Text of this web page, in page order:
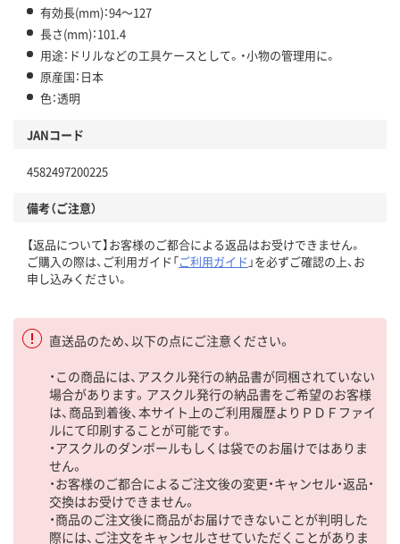
有効長(mm)：94～127
長さ(mm)：101.4
用途：ドリルなどの工具ケースとして。・小物の管理用に。
原産国：日本
色：透明
JANコード
4582497200225
備考（ご注意）
【返品について】お客様のご都合による返品はお受けできません。
ご購入の際は、ご利用ガイド「ご利用ガイド 」を必ずご確認の上、お
申し込みください。
直送品のため、以下の点にご注意ください。
・この商品には、アスクル発行の納品書が同梱されていない
場合があります。アスクル発行の納品書をご希望のお客様
は、商品到着後、本サイト上のご利用履歴よりＰＤＦファイ
ルにて印刷することが可能です。
・アスクルのダンボールもしくは袋でのお届けではありま
せん。
・お客様のご都合によるご注文後の変更・キャンセル・返品・
交換はお受けできません。
・商品のご注文後に商品がお届けできないことが判明した
際には、ご注文をキャンセルさせていただくことがありま